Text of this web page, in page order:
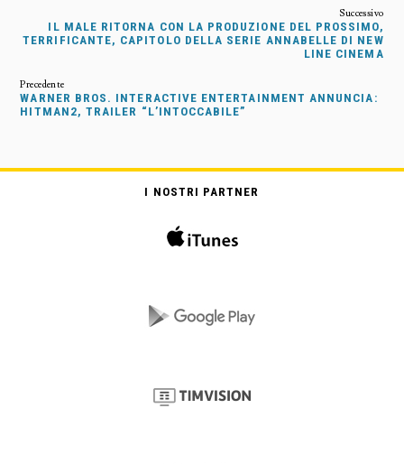
IL MALE RITORNA CON LA PRODUZIONE DEL PROSSIMO,
TERRIFICANTE, CAPITOLO DELLA SERIE ANNABELLE DI NEW
LINE CINEMA
WARNER BROS. INTERACTIVE ENTERTAINMENT ANNUNCIA:
HITMAN2, TRAILER “L’INTOCCABILE”
I NOSTRI PARTNER